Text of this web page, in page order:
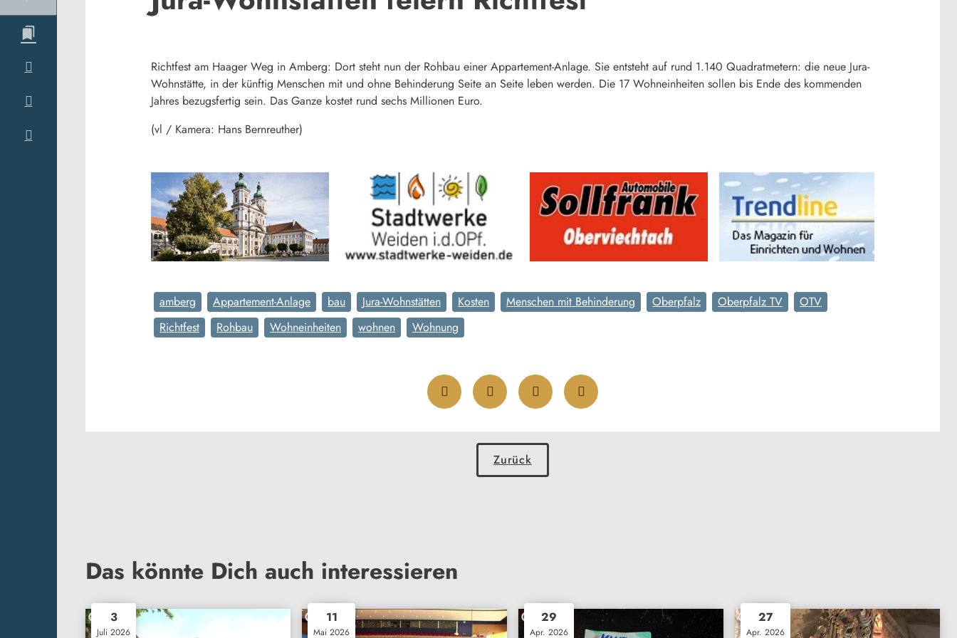
Richtfest am Haager Weg in Amberg: Dort steht nun der Rohbau einer Appartement-Anlage. Sie entsteht auf rund 1.140 Quadratmetern: die neue Jura-
Wohnstätte, in der künftig Menschen mit und ohne Behinderung Seite an Seite leben werden. Die 17 Wohneinheiten sollen bis Ende des kommenden
Jahres bezugsfertig sein. Das Ganze kostet rund sechs Millionen Euro.
(vl / Kamera: Hans Bernreuther)
amberg Appartement-Anlage bau Jura-Wohnstätten Kosten Menschen mit Behinderung Oberpfalz Oberpfalz TV
OTV
Richtfest
Rohbau Wohneinheiten wohnen Wohnung
Zurück
Das könnte Dich auch interessieren
3
Juli 2026
11
Mai 2026
29
Apr. 2026
27
Apr. 2026